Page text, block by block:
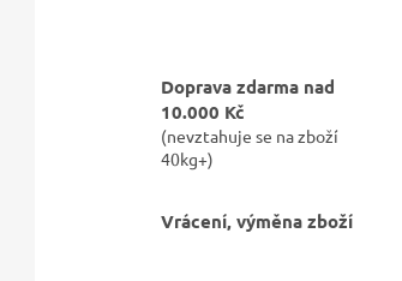
Doprava zdarma nad
10.000 Kč
(nevztahuje se na zboží
40kg+)
Vrácení, výměna zboží